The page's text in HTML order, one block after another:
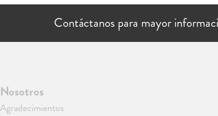
Contáctanos para mayor
Nosotros
Agradecimientos